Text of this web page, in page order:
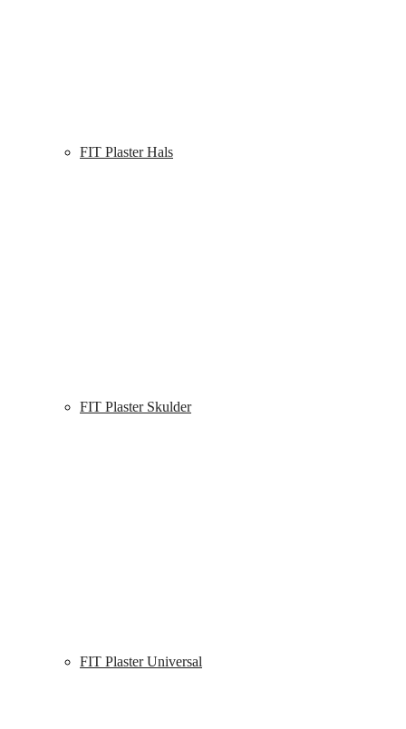
FIT Plaster Hals
FIT Plaster Skulder
FIT Plaster Universal